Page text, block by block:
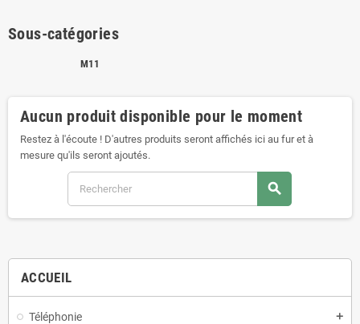
ACCUEIL
Téléphonie add
Sous-catégories
M11
Aucun produit disponible pour le moment
Restez à l'écoute ! D'autres produits seront affichés ici au fur et à
mesure qu'ils seront ajoutés.
search